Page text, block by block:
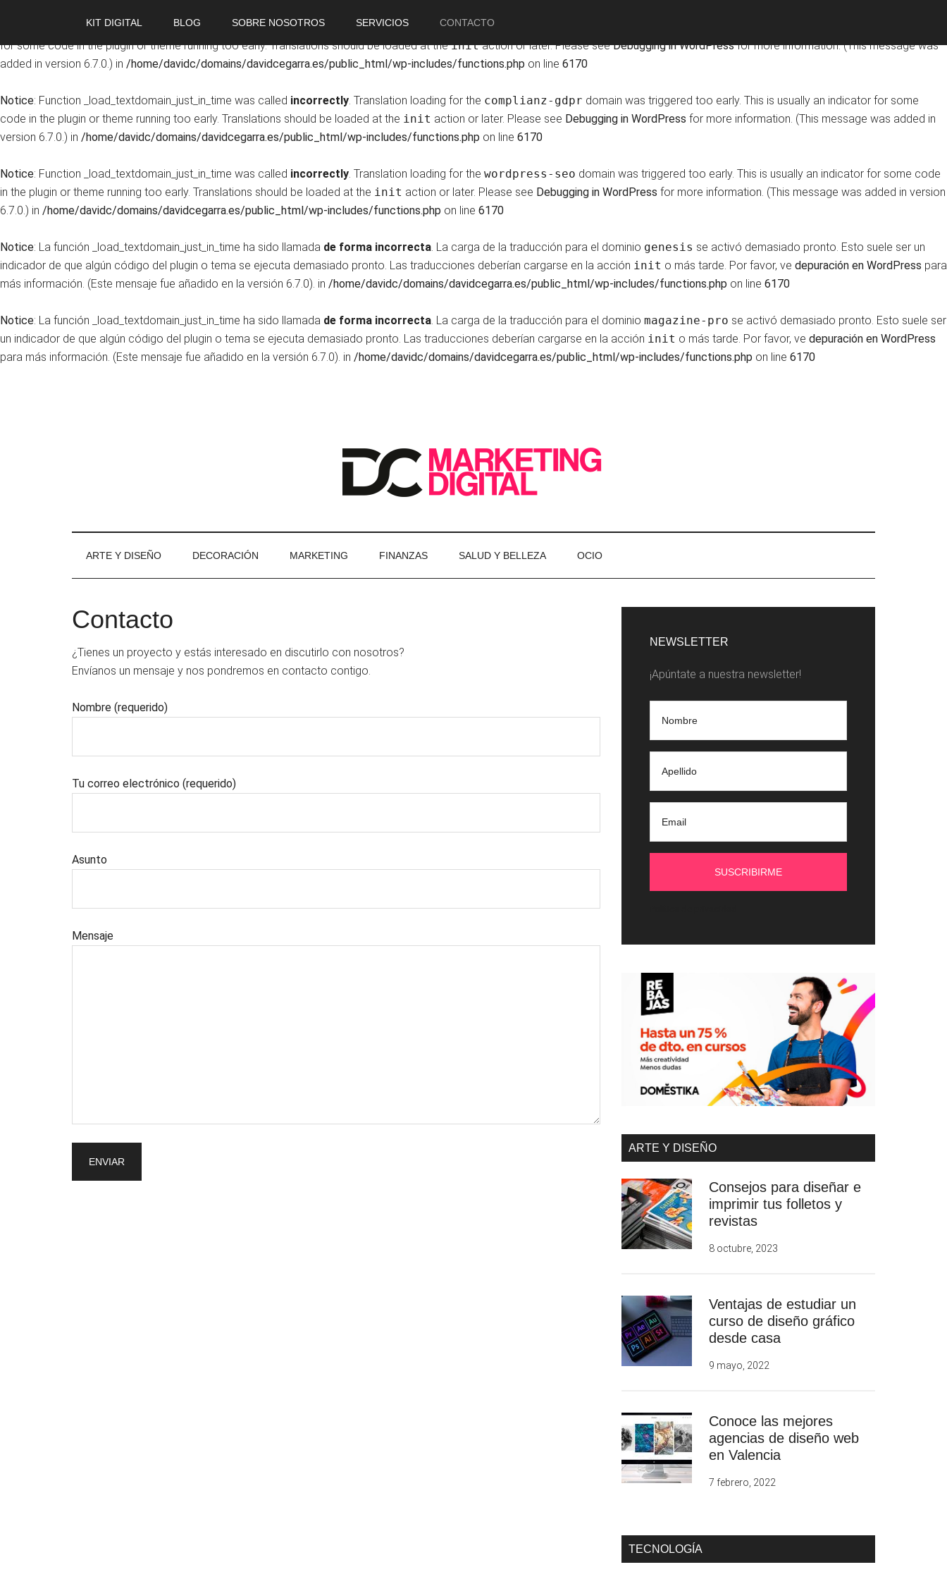
: Function _load_textdomain_just_in_time was calledincorrectly . Translation loading for the yet-another-stars-rating
for some code in the plugin or theme running too early. Translations should be loaded at theinitaction or later. Please seeDebugging in WordPressfor more information. (This message was
added in version 6.7.0.) in /home/davidc/domains/davidcegarra.es/public_html/wp-includes/functions.php on line 6170
Notice: Function _load_textdomain_just_in_time was called incorrectly. Translation loading for the complianz-gdpr domain was triggered too early. This is usually an indicator for some
code in the plugin or theme running too early. Translations should be loaded at the init action or later. Please see Debugging in WordPress for more information. (This message was added in
version 6.7.0.) in /home/davidc/domains/davidcegarra.es/public_html/wp-includes/functions.php on line 6170
Notice: Function _load_textdomain_just_in_time was called incorrectly. Translation loading for the wordpress-seo domain was triggered too early. This is usually an indicator for some code
in the plugin or theme running too early. Translations should be loaded at the init action or later. Please see Debugging in WordPress for more information. (This message was added in version
6.7.0.) in /home/davidc/domains/davidcegarra.es/public_html/wp-includes/functions.php on line 6170
Notice: La función _load_textdomain_just_in_time ha sido llamada de forma incorrecta. La carga de la traducción para el dominio genesis se activó demasiado pronto. Esto suele ser un
indicador de que algún código del plugin o tema se ejecuta demasiado pronto. Las traducciones deberían cargarse en la acción init o más tarde. Por favor, ve depuración en WordPress para
más información. (Este mensaje fue añadido en la versión 6.7.0). in /home/davidc/domains/davidcegarra.es/public_html/wp-includes/functions.php on line 6170
Notice: La función _load_textdomain_just_in_time ha sido llamada de forma incorrecta. La carga de la traducción para el dominio magazine-pro se activó demasiado pronto. Esto suele ser
un indicador de que algún código del plugin o tema se ejecuta demasiado pronto. Las traducciones deberían cargarse en la acción init o más tarde. Por favor, ve depuración en WordPress
para más información. (Este mensaje fue añadido en la versión 6.7.0). in /home/davidc/domains/davidcegarra.es/public_html/wp-includes/functions.php on line 6170
KIT DIGITAL BLOG SOBRE NOSOTROS SERVICIOS CONTACTO
ARTE Y DISEÑO DECORACIÓN MARKETING FINANZAS SALUD Y BELLEZA OCIO
Contacto
¿Tienes un proyecto y estás interesado en discutirlo con nosotros?
Envíanos un mensaje y nos pondremos en contacto contigo.
Nombre (requerido)
Tu correo electrónico (requerido)
Asunto
Mensaje
Sidebar
NEWSLETTER
¡Apúntate a nuestra newsletter!
ARTE Y DISEÑO
Consejos para diseñar e
imprimir tus folletos y
revistas
8 octubre, 2023
Ventajas de estudiar un
curso de diseño gráfico
desde casa
9 mayo, 2022
Conoce las mejores
agencias de diseño web
en Valencia
7 febrero, 2022
TECNOLOGÍA